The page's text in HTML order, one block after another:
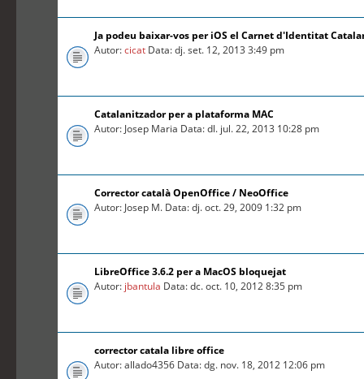
Ja podeu baixar-vos per iOS el Carnet d'Identitat
Autor:cicat Data: dj. set. 12, 2013 3:49 pm
Catalanitzador per a plataforma MAC
Autor: Josep Maria Data: dl. jul. 22, 2013 10:28 pm
Corrector català OpenOffice / NeoOffice
Autor: Josep M. Data: dj. oct. 29, 2009 1:32 pm
LibreOffice 3.6.2 per a MacOS bloquejat
Autor: jbantula Data: dc. oct. 10, 2012 8:35 pm
corrector catala libre office
Autor: allado4356 Data: dg. nov. 18, 2012 12:06 pm